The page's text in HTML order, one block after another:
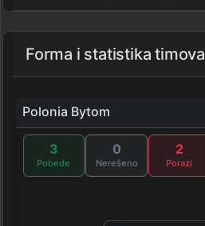
Forma i statistika timova
Polonia Bytom
3
Pobede
0
Nerešeno
2
Porazi